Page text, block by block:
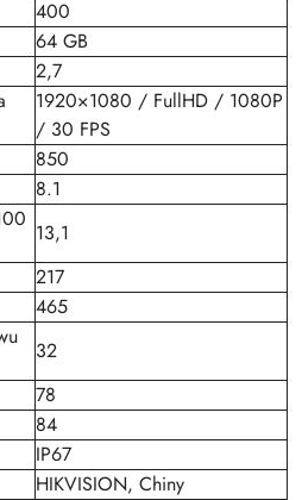
400
64 GB
2,7
1920×1080 / FullHD / 1080P
/ 30 FPS
850
8.1
13,1
217
465
32
78
84
IP67
HIKVISION, Chiny